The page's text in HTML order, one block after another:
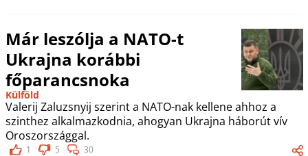
Már leszólja a NATO-t
Ukrajna korábbi
főparancsnoka
Külföld
Valerij Zaluzsnyij szerint a NATO-nak kellene ahhoz a
szinthez alkalmazkodnia, ahogyan Ukrajna háborút vív
Oroszországgal.
1 5 30